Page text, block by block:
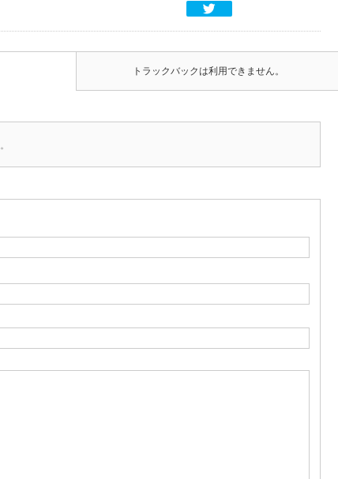
トラックバックは利用できません。